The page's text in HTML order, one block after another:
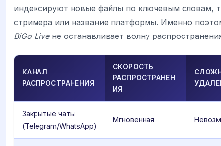
индексируют новые файлы по ключевым словам,
стримера или название платформы. Именно
BiGo Liveне останавливает волну
КАНАЛ
РАСПРОСТРАНЕНИЯ
СКОРОСТЬ
РАСПРОСТРАНЕН
ИЯ
Закрытые чаты
(Telegram/WhatsApp)
Мгновенная